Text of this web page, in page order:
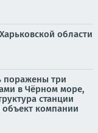
области
поражены три
в Чёрном море,
станции
объект компании